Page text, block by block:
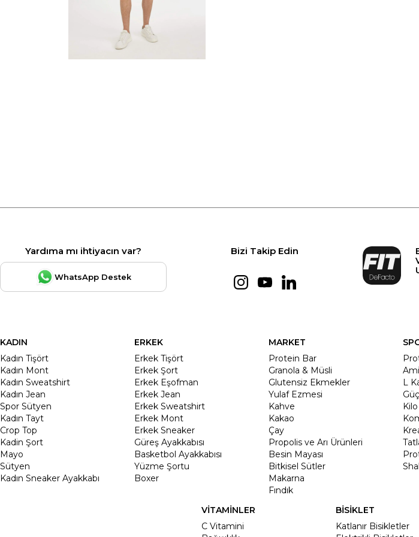
Yardıma mı ihtiyacın var?
WhatsApp Destek
Bizi Takip Edin
KADIN
Kadın Tişört
Kadın Mont
Kadın Sweatshirt
Kadın Jean
Spor Sütyen
Kadın Tayt
Crop Top
Kadin Şort
Mayo
Sütyen
Kadın Sneaker Ayakkabı
ERKEK
Erkek Tişört
Erkek Şort
Erkek Eşofman
Erkek Jean
Erkek Sweatshirt
Erkek Mont
Erkek Sneaker
Güreş Ayakkabısı
Basketbol Ayakkabısı
Yüzme Şortu
Boxer
MARKET
Protein Bar
Granola & Müsli
Glutensiz Ekmekler
Yulaf Ezmesi
Kahve
Kakao
Çay
Propolis ve Arı Ürünleri
Besin Mayası
Bitkisel Sütler
Makarna
Fındık
L
VİTAMİNLER
C Vitamini
BİSİKLET
Katlanır Bisikletler